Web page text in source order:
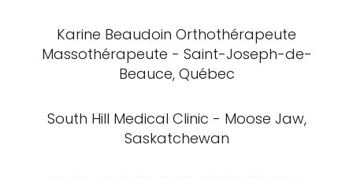
Karine Beaudoin Orthothérapeute
Massothérapeute - Saint-Joseph-de-
Beauce, Québec
South Hill Medical Clinic - Moose Jaw,
Saskatchewan